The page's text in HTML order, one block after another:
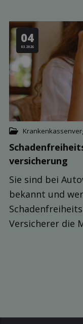
04
03.2026
versicherung
Sie sind bei
bekannt und
Versicherer die